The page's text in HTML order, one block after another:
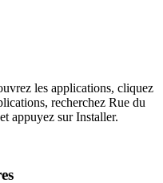
les applications, cliquez
recherchez Rue du
appuyez sur Installer.